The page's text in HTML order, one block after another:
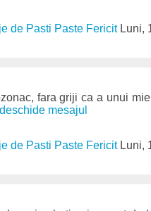
de Pasti Paste Fericit Luni,
fara griji ca a unui
mesajul
de Pasti Paste Fericit Luni,